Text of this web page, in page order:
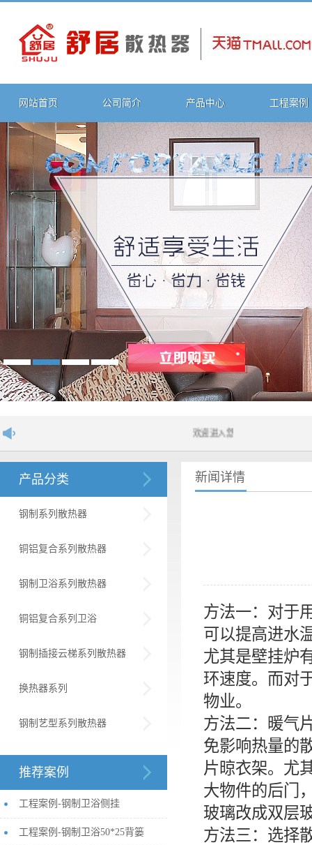
网站首页 公司简介 产品中心 工程案例
欢迎进入舒居散热器网站！....
产品分类
钢制系列散热器
铜铝复合系列散热器
钢制卫浴系列散热器
铜铝复合系列卫浴
钢制插接云梯系列散热器
换热器系列
钢制艺型系列散热器
推荐案例
工程案例-钢制卫浴侧挂
工程案例-钢制卫浴50*25背篓
新闻详情
方法一：对于
可以提高进水
尤其是壁挂炉
环速度。而对
物业。
方法二：暖气
免影响热量的
片晾衣架。尤
大物件的后门
玻璃改成双层
方法三：选择